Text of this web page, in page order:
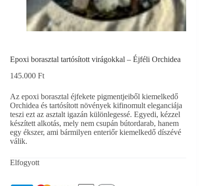
Epoxi borasztal tartósított virágokkal – Éjféli Orchidea
145.000 Ft
Az epoxi borasztal éjfekete pigmentjeiből kiemelkedő
Orchidea és tartósított növények kifinomult eleganciája
teszi ezt az asztalt igazán különlegessé. Egyedi, kézzel
készített alkotás, mely nem csupán bútordarab, hanem
egy ékszer, ami bármilyen enteriőr kiemelkedő díszévé
válik.
Elfogyott